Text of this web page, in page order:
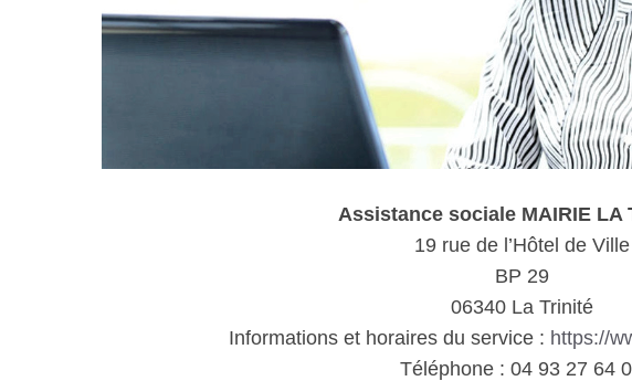
Assistance sociale MAIRIE LA
19 rue de l’Hôtel de Ville
BP 29
06340 La Trinité
Informations et horaires du service : https://
Téléphone : 04 93 27 64